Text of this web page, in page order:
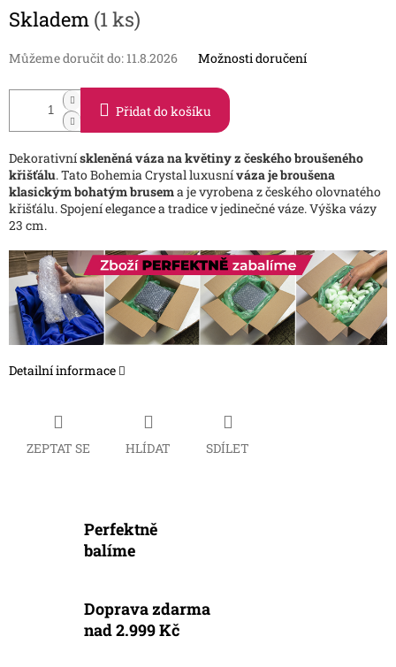
cena:
Skladem (1 ks)
Můžeme doručit do: 11.8.2026 Možnosti doručení
Přidat do košíku
Dekorativnískleněná váza na květiny z českého broušeného
křišťálu. Tato Bohemia Crystal luxusníváza je broušena
klasickým bohatým brusema je vyrobena z českého olovnatého
křišťálu. Spojení elegance a tradice v jedinečné váze. Výška vázy
23 cm.
Detailní informace
ZEPTAT SE HLÍDAT SDÍLET
Perfektně
balíme
Doprava zdarma
nad 2.999 Kč